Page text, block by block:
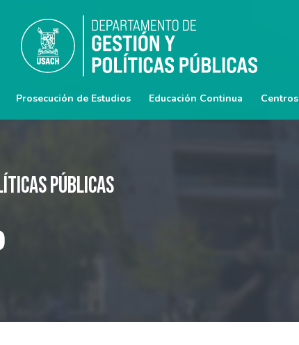
Prosecución de Estudios Educación Continua Centros
Públicas